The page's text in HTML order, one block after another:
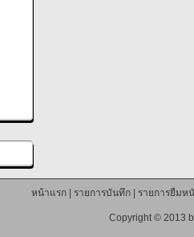
หน้าแรก| รายการบันทึก| รายการยืมห
Copyright © 2013